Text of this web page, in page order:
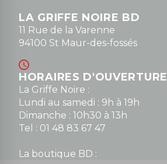
LA GRIFFE NOIRE BD
11 Rue de la Varenne
94100 St Maur-des-fossés
HORAIRES D'OUVERTURE
La Griffe Noire :
Lundi au samedi : 9h à 19h
Dimanche : 10h30 à 13h
Tel : 01 48 83 67 47
La boutique BD :